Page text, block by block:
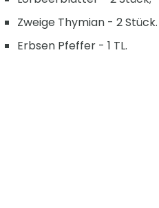
Zweige Thymian - 2 Stück.
Erbsen Pfeffer - 1 TL.